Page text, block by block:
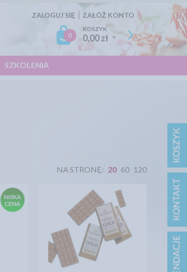
ZALOGUJ SIĘ ZAŁÓŻ KONTO
0
KOSZYK
0,00 zł
SZKOLENIA
NA STRONĘ: 20 60 120